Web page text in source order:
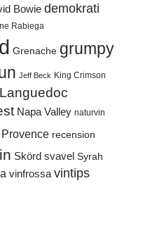
Bowie demokrati
Rabiega
Grenache grumpy
Jeff Beck King Crimson
Languedoc
Napa Valley naturvin
Provence recension
Skörd svavel Syrah
vinfrossa vintips